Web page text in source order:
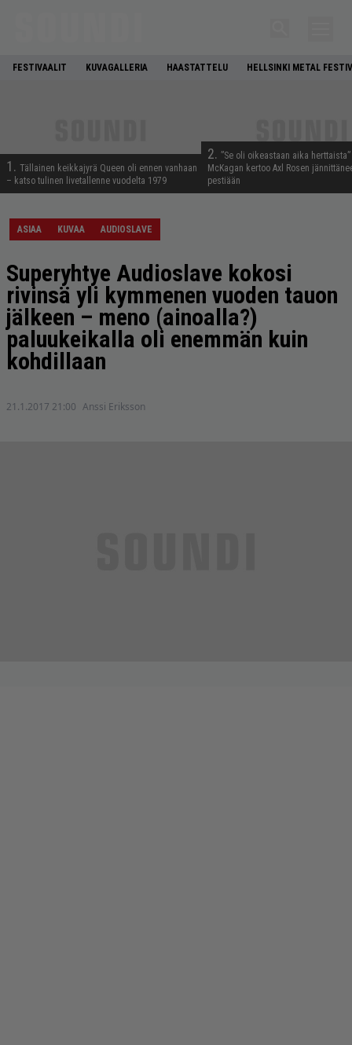
FESTIVAALIT KUVAGALLERIA HAASTATTELU HELLSINKI METAL
1. Tällainen keikkajyrä Queen oli ennen vanhaan
– katso tulinen livetallenne vuodelta 1979
2. ”Se oli oikeastaan aika
McKagan kertoo Axl Rosen
pestiään
ASIAA KUVAA AUDIOSLAVE
Superyhtye Audioslave kokosi
rivinsä yli kymmenen vuoden tauon
jälkeen – meno (ainoalla?)
paluukeikalla oli enemmän kuin
kohdillaan
21.1.2017 21:00 Anssi Eriksson